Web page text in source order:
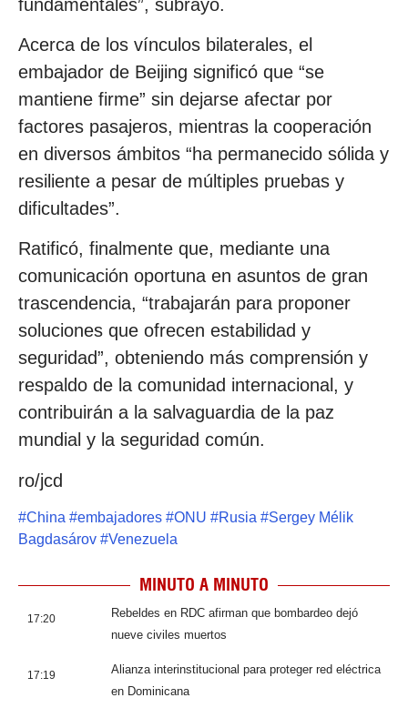
fundamentales”, subrayó.
Acerca de los vínculos bilaterales, el
embajador de Beijing significó que “se
mantiene firme” sin dejarse afectar por
factores pasajeros, mientras la cooperación
en diversos ámbitos “ha permanecido sólida y
resiliente a pesar de múltiples pruebas y
dificultades”.
Ratificó, finalmente que, mediante una
comunicación oportuna en asuntos de gran
trascendencia, “trabajarán para proponer
soluciones que ofrecen estabilidad y
seguridad”, obteniendo más comprensión y
respaldo de la comunidad internacional, y
contribuirán a la salvaguardia de la paz
mundial y la seguridad común.
ro/jcd
#China #embajadores #ONU #Rusia #Sergey Mélik
Bagdasárov #Venezuela
MINUTO A MINUTO
17:20
Rebeldes en RDC afirman que bombardeo dejó
nueve civiles muertos
17:19
Alianza interinstitucional para proteger red eléctrica
en Dominicana